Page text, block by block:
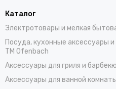
Каталог
Электротовары и мелкая
Посуда, кухонные аксессуары
TM Ofenbach
Аксессуары для гриля и
Аксессуары для ванной